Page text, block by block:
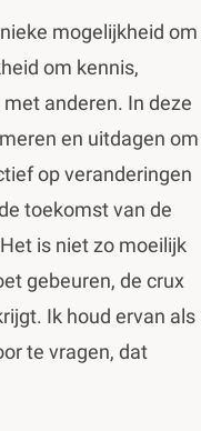
mogelijkheid om
om kennis,
anderen. In deze
en uitdagen om
op veranderingen
toekomst van de
is niet zo moeilijk
gebeuren, de crux
Ik houd ervan als
te vragen, dat